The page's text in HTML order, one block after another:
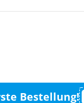
Bestellung!